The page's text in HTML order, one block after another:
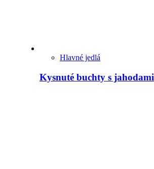
Hlavné jedlá
Kysnuté buchty s jahodami